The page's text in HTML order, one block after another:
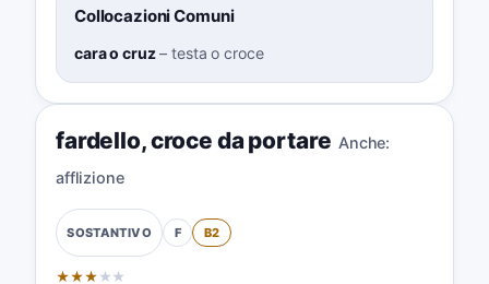
Collocazioni Comuni
cara o cruz–testa o croce
fardello,croce da portare Anche:
afflizione
SOSTANTIVO F B2
★★★ ★ ★